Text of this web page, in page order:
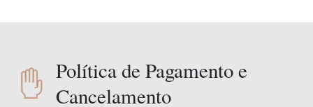
Política de Pagamento e
Cancelamento